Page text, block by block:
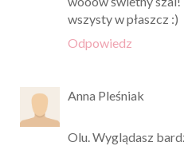
wszysty w płaszcz :)
Odpowiedz
Anna Pleśniak
Olu. Wyglądasz